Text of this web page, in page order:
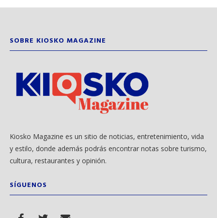
SOBRE KIOSKO MAGAZINE
Kiosko Magazine es un sitio de noticias, entretenimiento, vida
y estilo, donde además podrás encontrar notas sobre turismo,
cultura, restaurantes y opinión.
SÍGUENOS